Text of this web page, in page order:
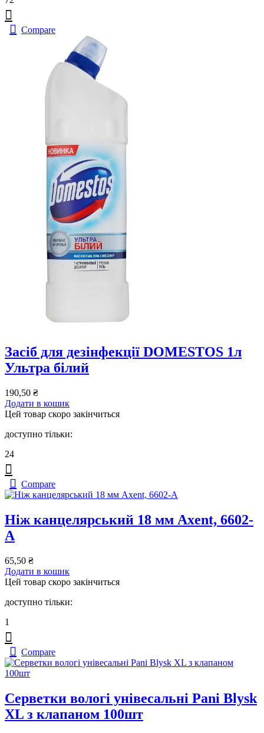
Compare
Засіб для дезінфекції DOMESTOS 1л
Ультра білий
190,50 ₴
Додати в кошик
Цей товар скоро закінчиться
доступно тільки:
24
Compare
Ніж канцелярський 18 мм Axent, 6602-
A
65,50 ₴
Додати в кошик
Цей товар скоро закінчиться
доступно тільки:
1
Compare
Серветки вологі унівесальні Pani Blysk
XL з клапаном 100шт